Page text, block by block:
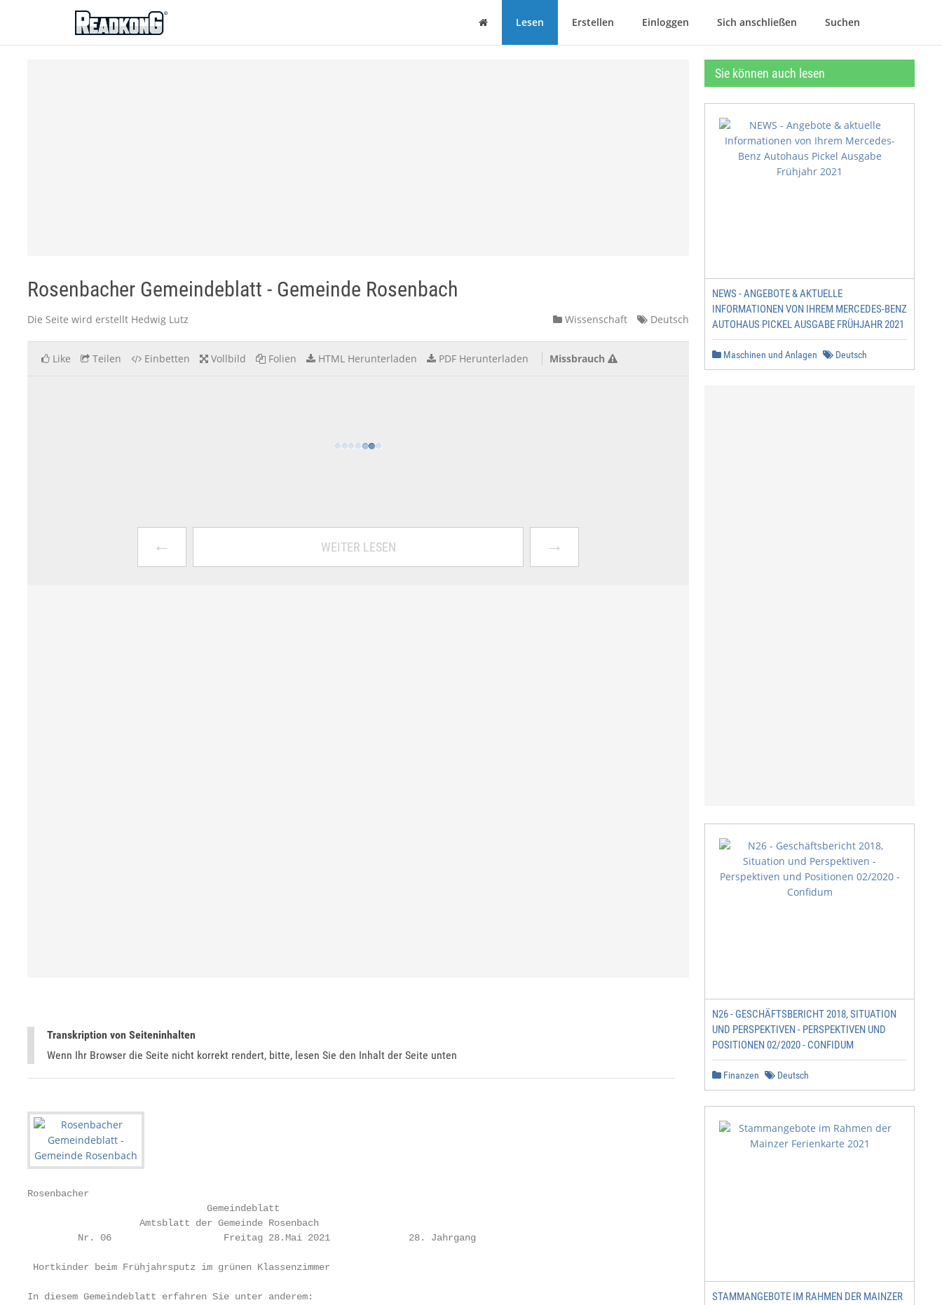
ReadkonG
Haus Lesen Erstellen Einloggen Sich anschließen Suchen
Rosenbacher Gemeindeblatt - Gemeinde Rosenbach
Die Seite wird erstellt Hedwig Lutz Wissenschaft Deutsch
Like Teilen Einbetten Vollbild Folien HTML Herunterladen PDF Herunterladen Missbrauch
← WEITER LESEN →
Transkription von Seiteninhalten
Wenn Ihr Browser die Seite nicht korrekt rendert, bitte, lesen Sie den Inhalt der Seite unten
Rosenbacher
                                Gemeindeblatt
                    Amtsblatt der Gemeinde Rosenbach
         Nr. 06                    Freitag 28.Mai 2021              28. Jahrgang
Hortkinder beim Frühjahrsputz im grünen Klassenzimmer
In diesem Gemeindeblatt erfahren Sie unter anderem:
Sie können auch lesen
NEWS - ANGEBOTE & AKTUELLE
INFORMATIONEN VON IHREM MERCEDES-BENZ
AUTOHAUS PICKEL AUSGABE FRÜHJAHR 2021
Maschinen und Anlagen Deutsch
N26 - GESCHÄFTSBERICHT 2018, SITUATION
UND PERSPEKTIVEN - PERSPEKTIVEN UND
POSITIONEN 02/2020 - CONFIDUM
Finanzen Deutsch
STAMMANGEBOTE IM RAHMEN DER MAINZER